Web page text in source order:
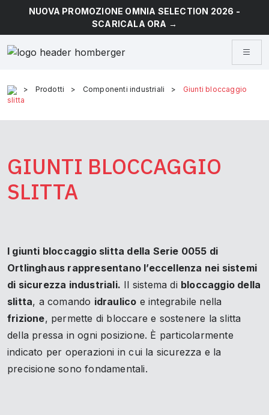
NUOVA PROMOZIONE OMNIA SELECTION 2026 -
SCARICALA ORA →
> Prodotti > Componenti industriali >
Giunti bloccaggio
slitta
GIUNTI BLOCCAGGIO
SLITTA
I giunti bloccaggio slitta della Serie 0055 di
Ortlinghaus rappresentano l’eccellenza nei sistemi
di sicurezza industriali. Il sistema di bloccaggio della
slitta, a comando idraulico e integrabile nella
frizione, permette di bloccare e sostenere la slitta
della pressa in ogni posizione. È particolarmente
indicato per operazioni in cui la sicurezza e la
precisione sono fondamentali.